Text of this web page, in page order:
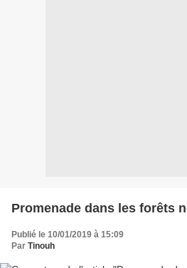
Promenade dans les forêts
Publié le 10/01/2019 à 15:09
Par Tinouh